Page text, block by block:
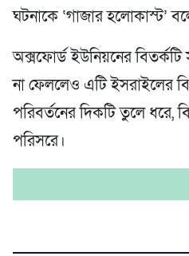
ঘটনাকে ‘গাজার হলোকাস্ট’
অক্সফোর্ড ইউনিয়নের বিতর্কটি
না ফেললেও এটি ইসরাইলের
পরিবর্তনের দিকটি তুলে ধরে,
পরিসরে।